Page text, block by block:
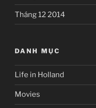
Tháng 12 2014
DANH MỤC
Life in Holland
Movies